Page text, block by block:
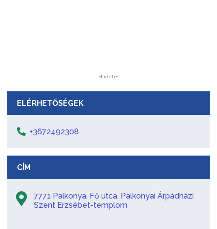
Hirdetés
ELÉRHETŐSÉGEK
+3672492308
CÍM
7771 Palkonya, Fő utca. Palkonyai Árpádházi
Szent Erzsébet-templom